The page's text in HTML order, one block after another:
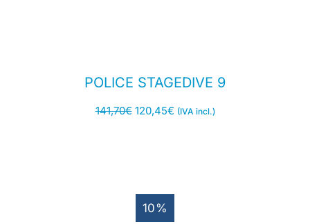
POLICE STAGEDIVE 9
141,70€ 120,45€ (IVA incl.)
10%